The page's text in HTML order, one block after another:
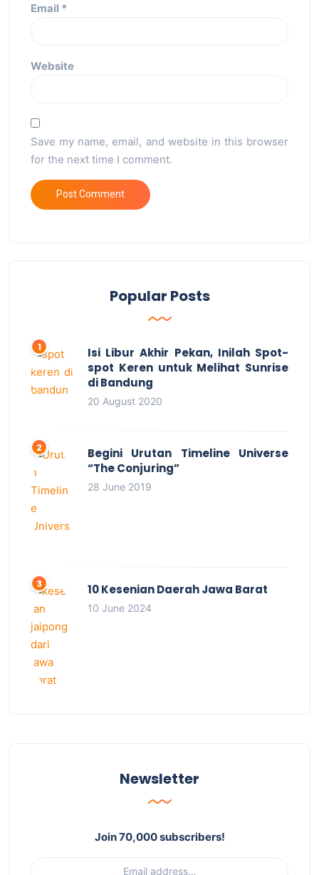
Email *
Website
Save my name, email, and website in this browser
for the next time I comment.
Popular Posts
Isi Libur Akhir Pekan, Inilah Spot-
spot Keren untuk Melihat Sunrise
di Bandung
20 August 2020
Begini Urutan Timeline Universe
“The Conjuring”
28 June 2019
10 Kesenian Daerah Jawa Barat
10 June 2024
Newsletter
Join 70,000 subscribers!